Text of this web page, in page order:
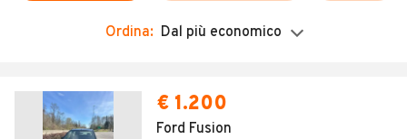
Moto
Camper
Ordina: Dal più economico
€ 1.200
Ford Fusion